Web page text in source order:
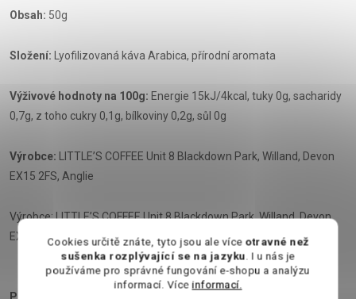
Cookies určitě znáte, tyto jsou ale více otravné než
sušenka rozplývající se na jazyku . I u nás je
používáme pro správné fungování e-shopu a analýzu
informací. Víceinformací.
Obsah: 50g
Složení: Lyofilizovaná káva Arabica, přírodní aromata
Výživové hodnoty na 100g: Energie 15kJ/4kcal, tuky 0g, sacharidy
0,7g, z toho cukry 0,1g, bílkoviny 0,2g, sůl 0g
Výrobce:
LITTLE’S COFFEE Unit 8 Blackdown Park, Willand, Devon
EX15 2FS, Anglie
Výrobce: LITTLE’S COFFEE Unit 8 Blackdown Park, Willand, Devon
EX15 2FS, Anglie